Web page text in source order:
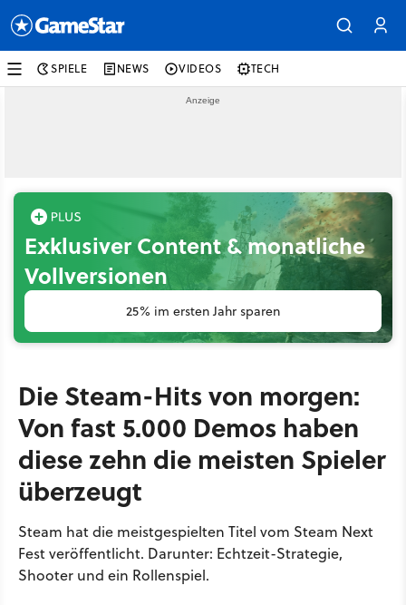
SPIELE NEWS VIDEOS TECH
Exklusiver Content & monatliche
Vollversionen
25% im ersten Jahr sparen
Die Steam-Hits von morgen:
Von fast 5.000 Demos haben
diese zehn die meisten Spieler
überzeugt
Steam hat die meistgespielten Titel vom Steam Next
Fest veröffentlicht. Darunter: Echtzeit-Strategie,
Shooter und ein Rollenspiel.